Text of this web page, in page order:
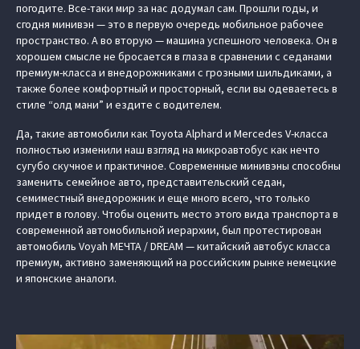
погодите. Все-таки мир за нас додумал сам. Прошли годы, и
сгодня минивэн — это в первую очередь мобильное рабочее
пространство. А во вторую — машина успешного человека. Он в
хорошем смысле не бросается в глаза в сравнении с седанами
премиум-класса и внедорожниками с грозными шильдиками, а
также более комфортный и просторный, если вы одеваетесь в
стиле “олд мани” и ездите с водителем.
Да, такие автомобили как Toyota Alphard и Mercedes V-класса
полностью изменили наш взгляд на микроавтобус как нечто
сугубо скучное и практичное. Современные минивэны способны
заменить семейное авто, представительский седан,
семиместный внедорожник и еще много всего, что только
придет в голову. Чтобы оценить место этого вида транспорта в
современной автомобильной иерархии, был протестирован
автомобиль Voyah МЕЧТА / DREAM — китайский автобус класса
премиум, активно заменяющий на российским рынке немецкие
и японские аналоги.